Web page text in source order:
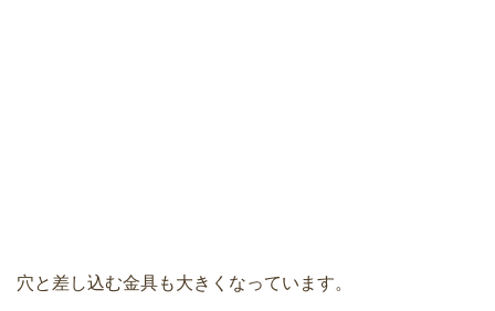
穴と差し込む金具も大きくなっています。